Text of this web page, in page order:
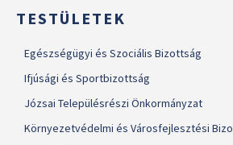
TESTÜLETEK
Egészségügyi és Szociális Bizottság
Ifjúsági és Sportbizottság
Józsai Településrészi Önkormányzat
Környezetvédelmi és Városfejlesztési